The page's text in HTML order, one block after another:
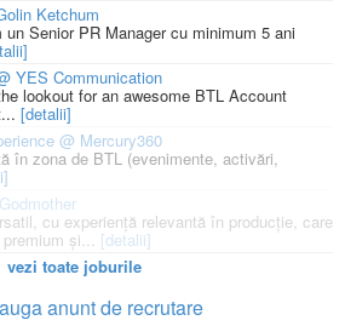
Ketchum
Senior PR Manager cu minimum 5 ani
YES Communication
lookout for an awesome BTL Account
[detalii]
@ Mercury360
în zona de BTL (evenimente, activări,
cu experiență relevantă în producție, care
și... [detalii]
vezi toate joburile
anunt de recrutare